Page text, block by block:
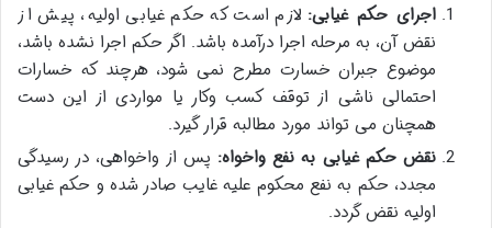
اجرای حکم غیابی: لازم است که حکم غیابی اولیه، پیش از
نقض آن، به مرحله اجرا درآمده باشد. اگر حکم اجرا نشده باشد،
موضوع جبران خسارت مطرح نمی شود، هرچند که خسارات
احتمالی ناشی از توقف کسب وکار یا مواردی از این دست
همچنان می تواند مورد مطالبه قرار گیرد.
نقض حکم غیابی به نفع واخواه: پس از واخواهی، در رسیدگی
مجدد، حکم به نفع محکوم علیه غایب صادر شده و حکم غیابی
اولیه نقض گردد.